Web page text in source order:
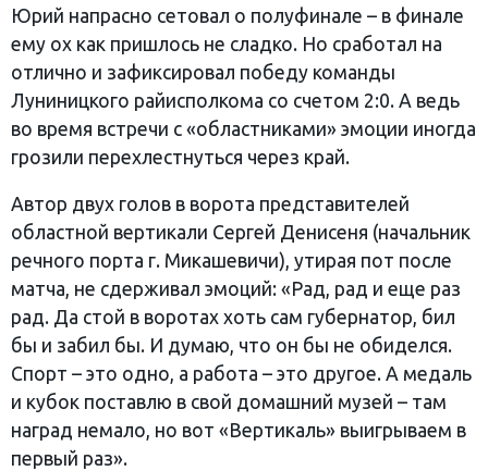
Юрий напрасно сетовал о полуфинале – в финале
ему ох как пришлось не сладко. Но сработал на
отлично и зафиксировал победу команды
Луниницкого райисполкома со счетом 2:0. А ведь
во время встречи с «областниками» эмоции иногда
грозили перехлестнуться через край.
Автор двух голов в ворота представителей
областной вертикали Сергей Денисеня (начальник
речного порта г. Микашевичи), утирая пот после
матча, не сдерживал эмоций: «Рад, рад и еще раз
рад. Да стой в воротах хоть сам губернатор, бил
бы и забил бы. И думаю, что он бы не обиделся.
Спорт – это одно, а работа – это другое. А медаль
и кубок поставлю в свой домашний музей – там
наград немало, но вот «Вертикаль» выигрываем в
первый раз».